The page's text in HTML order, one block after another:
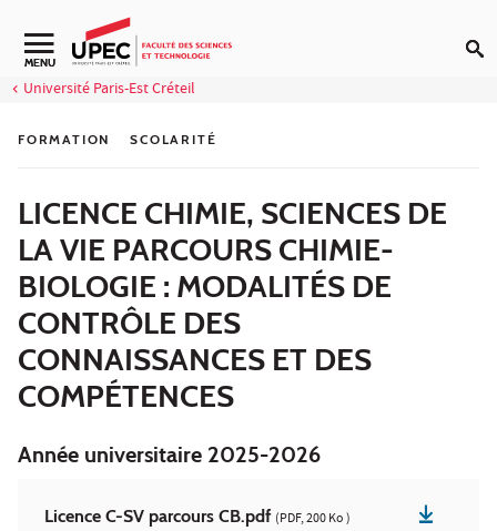
Aller au contenu
Navigation secondaire
MENU
Université Paris-Est Créteil
FORMATION SCOLARITÉ
LICENCE CHIMIE, SCIENCES DE
LA VIE PARCOURS CHIMIE-
BIOLOGIE : MODALITÉS DE
CONTRÔLE DES
CONNAISSANCES ET DES
COMPÉTENCES
Année universitaire 2025-2026
Licence C-SV parcours CB.pdf (PDF, 200 Ko )